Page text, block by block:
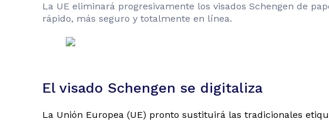
La UE eliminará progresivamente los visados Schengen de
rápido, más seguro y totalmente en línea.
El visado Schengen se digitaliza
La Unión Europea (UE) pronto sustituirá las tradicionales